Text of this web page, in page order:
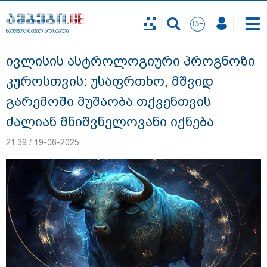
საინფორმაციო პორტალი
დაკავებულია 3 პირი, მათ შორის 2
არასრულწლოვანი - პოლიცია, თბილისში
კურიერზე ჯგუფურად ძალადობის საქმეზე
ინფორმაციას ავრცელებს
საინფორმაციო პორტალი
ივლისის ასტროლოგიური პროგნოზი
კუროსთვის: უსაფრთხო, მშვიდ
გარემოში მუშაობა თქვენთვის
ძალიან მნიშვნელოვანი იქნება
21:39 / 19-06-2025